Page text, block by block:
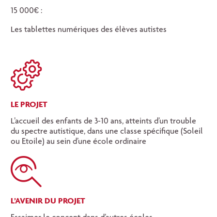
15 000€ :
Les tablettes numériques des élèves autistes
LE PROJET
L’accueil des enfants de 3-10 ans, atteints d’un trouble
du spectre autistique, dans une classe spécifique (Soleil
ou Etoile) au sein d’une école ordinaire
L’AVENIR DU PROJET